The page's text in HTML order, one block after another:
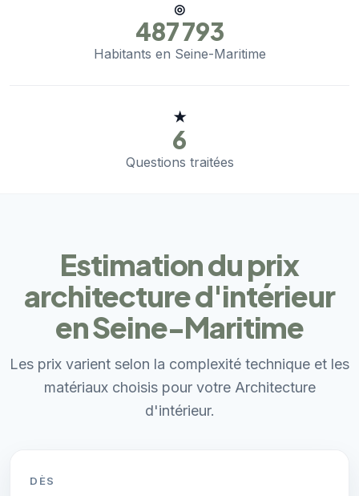
◎
487 793
Habitants en Seine-Maritime
★
6
Questions traitées
Estimation du prix
architecture d'intérieur
en Seine-Maritime
Les prix varient selon la complexité technique et les
matériaux choisis pour votre Architecture
d'intérieur.
DÈS